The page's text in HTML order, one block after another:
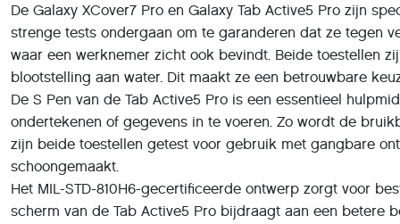
De Galaxy XCover7 Pro en Galaxy Tab Active5 Pro zijn
strenge tests ondergaan om te garanderen dat ze tegen
waar een werknemer zicht ook bevindt. Beide toestellen
blootstelling aan water. Dit maakt ze een betrouwbare
De S Pen van de Tab Active5 Pro is een essentieel
ondertekenen of gegevens in te voeren. Zo wordt de
zijn beide toestellen getest voor gebruik met gangbare
schoongemaakt.
Het MIL-STD-810H6-gecertificeerde ontwerp zorgt voor
scherm van de Tab Active5 Pro bijdraagt aan een betere